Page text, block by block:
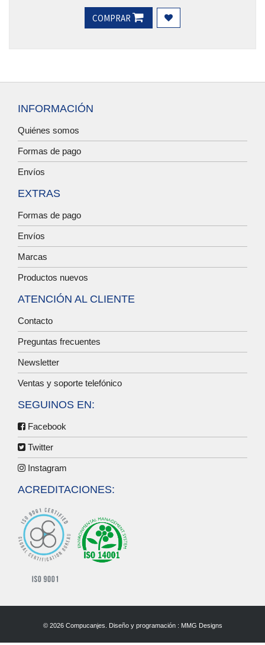
COMPRAR
INFORMACIÓN
Quiénes somos
Formas de pago
Envíos
EXTRAS
Formas de pago
Envíos
Marcas
Productos nuevos
ATENCIÓN AL CLIENTE
Contacto
Preguntas frecuentes
Newsletter
Ventas y soporte telefónico
SEGUINOS EN:
Facebook
Twitter
Instagram
ACREDITACIONES:
© 2026 Compucanjes. Diseño y programación : MMG Designs